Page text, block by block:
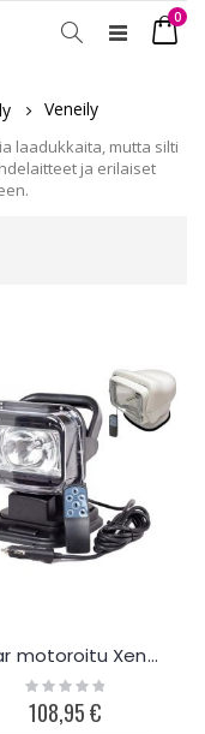
Toggle
0
Veneily
laadukkaita, mutta silti
ja erilaiset
Flycar motoroitu Xenon hakuvalo 55W
Rating:
0%
108,95 €